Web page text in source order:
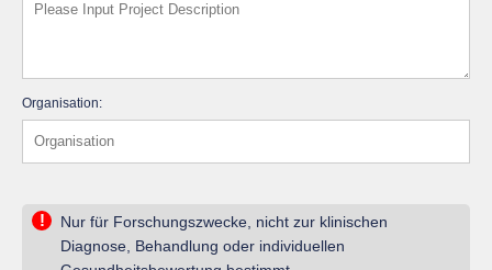
Organisation:
!
Nur für Forschungszwecke, nicht zur klinischen
Diagnose, Behandlung oder individuellen